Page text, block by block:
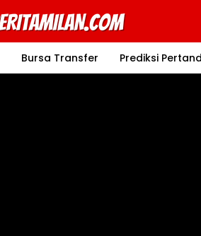
Bursa Transfer Prediksi